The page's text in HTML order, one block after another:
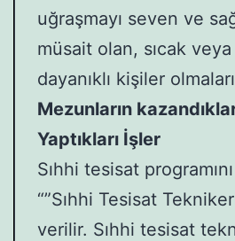
uğraşmayı seven ve
müsait olan, sıcak
dayanıklı kişiler
Mezunların
Yaptıkları İşler
Sıhhi tesisat
“”Sıhhi Tesisat
verilir. Sıhhi tesisat